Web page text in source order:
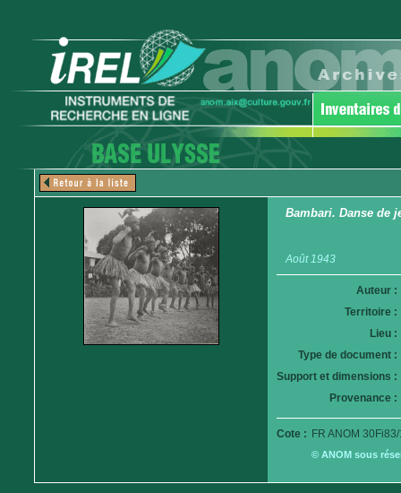
Bambari. Danse de
Août 1943
Auteur :
Territoire :
Lieu :
Type de document :
Support et dimensions :
Provenance :
Cote : FR ANOM
© ANOM sous